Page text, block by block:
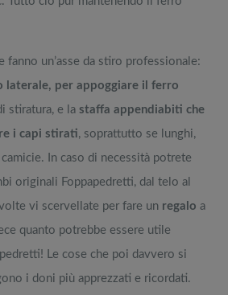
fanno un’asse da stiro professionale:
laterale, per appoggiare il ferro
stiratura, e la staffa appendiabiti che
i capi stirati, soprattutto se lunghi,
In caso di necessità potrete
originali Foppapedretti, dal telo al
vi scervellate per fare un regalo a
quanto potrebbe essere utile
Le cose che poi davvero si
i doni più apprezzati e ricordati.